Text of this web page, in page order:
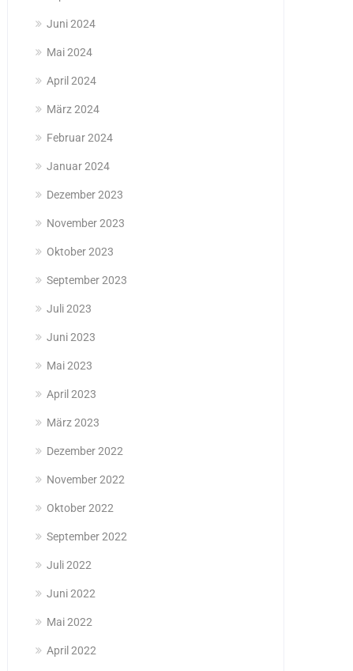
Juni 2024
Mai 2024
April 2024
März 2024
Februar 2024
Januar 2024
Dezember 2023
November 2023
Oktober 2023
September 2023
Juli 2023
Juni 2023
Mai 2023
April 2023
März 2023
Dezember 2022
November 2022
Oktober 2022
September 2022
Juli 2022
Juni 2022
Mai 2022
April 2022